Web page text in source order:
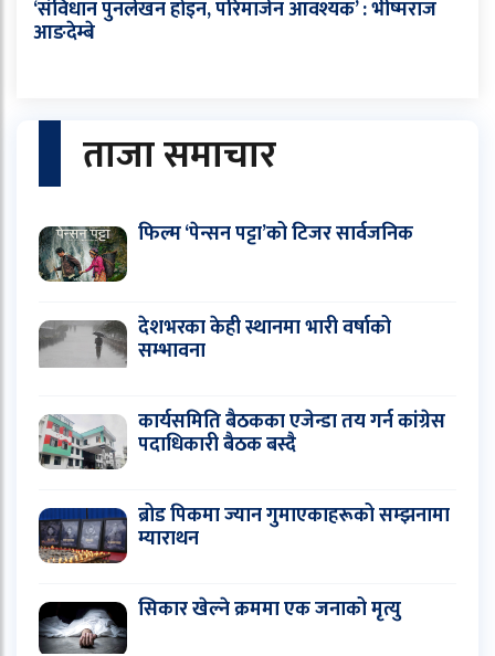
‘संविधान पुनर्लेखन होइन, परिमार्जन आवश्यक’ : भीष्मराज
आङदेम्बे
ताजा समाचार
फिल्म ‘पेन्सन पट्टा’को टिजर सार्वजनिक
देशभरका केही स्थानमा भारी वर्षाको
सम्भावना
कार्यसमिति बैठकका एजेन्डा तय गर्न कांग्रेस
पदाधिकारी बैठक बस्दै
ब्रोड पिकमा ज्यान गुमाएकाहरूको सम्झनामा
म्याराथन
सिकार खेल्ने क्रममा एक जनाको मृत्यु